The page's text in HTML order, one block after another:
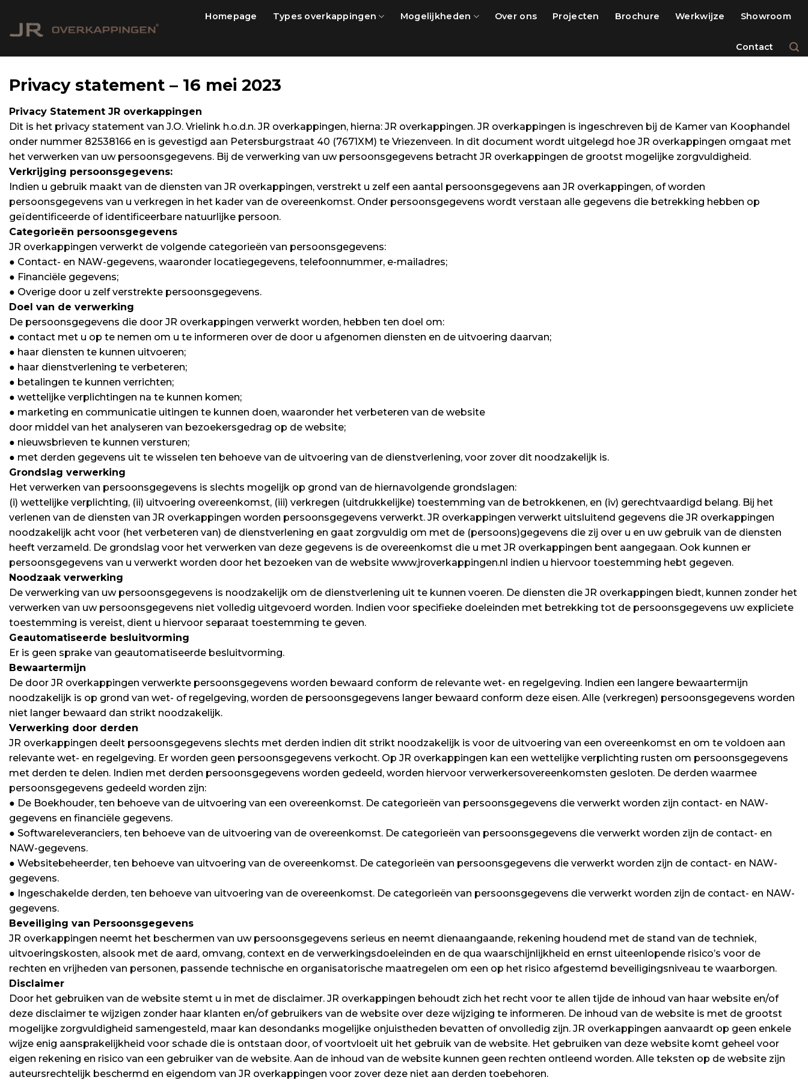
content
Homepage Types overkappingen Mogelijkheden Over ons Projecten Brochure Werkwijze Showroom
Contact
Privacy statement – 16 mei 2023
Privacy Statement JR overkappingen
Dit is het privacy statement van J.O. Vrielink h.o.d.n. JR overkappingen, hierna: JR overkappingen. JR overkappingen is ingeschreven bij de Kamer van Koophandel
onder nummer 82538166 en is gevestigd aan Petersburgstraat 40 (7671XM) te Vriezenveen. In dit document wordt uitgelegd hoe JR overkappingen omgaat met
het verwerken van uw persoonsgegevens. Bij de verwerking van uw persoonsgegevens betracht JR overkappingen de grootst mogelijke zorgvuldigheid.
Verkrijging persoonsgegevens:
Indien u gebruik maakt van de diensten van JR overkappingen, verstrekt u zelf een aantal persoonsgegevens aan JR overkappingen, of worden
persoonsgegevens van u verkregen in het kader van de overeenkomst. Onder persoonsgegevens wordt verstaan alle gegevens die betrekking hebben op
geïdentificeerde of identificeerbare natuurlijke persoon.
Categorieën persoonsgegevens
JR overkappingen verwerkt de volgende categorieën van persoonsgegevens:
● Contact- en NAW-gegevens, waaronder locatiegegevens, telefoonnummer, e-mailadres;
● Financiële gegevens;
● Overige door u zelf verstrekte persoonsgegevens.
Doel van de verwerking
De persoonsgegevens die door JR overkappingen verwerkt worden, hebben ten doel om:
● contact met u op te nemen om u te informeren over de door u afgenomen diensten en de uitvoering daarvan;
● haar diensten te kunnen uitvoeren;
● haar dienstverlening te verbeteren;
● betalingen te kunnen verrichten;
● wettelijke verplichtingen na te kunnen komen;
● marketing en communicatie uitingen te kunnen doen, waaronder het verbeteren van de website
door middel van het analyseren van bezoekersgedrag op de website;
● nieuwsbrieven te kunnen versturen;
● met derden gegevens uit te wisselen ten behoeve van de uitvoering van de dienstverlening, voor zover dit noodzakelijk is.
Grondslag verwerking
Het verwerken van persoonsgegevens is slechts mogelijk op grond van de hiernavolgende grondslagen:
(i) wettelijke verplichting, (ii) uitvoering overeenkomst, (iii) verkregen (uitdrukkelijke) toestemming van de betrokkenen, en (iv) gerechtvaardigd belang. Bij het
verlenen van de diensten van JR overkappingen worden persoonsgegevens verwerkt. JR overkappingen verwerkt uitsluitend gegevens die JR overkappingen
noodzakelijk acht voor (het verbeteren van) de dienstverlening en gaat zorgvuldig om met de (persoons)gegevens die zij over u en uw gebruik van de diensten
heeft verzameld. De grondslag voor het verwerken van deze gegevens is de overeenkomst die u met JR overkappingen bent aangegaan. Ook kunnen er
persoonsgegevens van u verwerkt worden door het bezoeken van de website www.jroverkappingen.nl indien u hiervoor toestemming hebt gegeven.
Noodzaak verwerking
De verwerking van uw persoonsgegevens is noodzakelijk om de dienstverlening uit te kunnen voeren. De diensten die JR overkappingen biedt, kunnen zonder het
verwerken van uw persoonsgegevens niet volledig uitgevoerd worden. Indien voor specifieke doeleinden met betrekking tot de persoonsgegevens uw expliciete
toestemming is vereist, dient u hiervoor separaat toestemming te geven.
Geautomatiseerde besluitvorming
Er is geen sprake van geautomatiseerde besluitvorming.
Bewaartermijn
De door JR overkappingen verwerkte persoonsgegevens worden bewaard conform de relevante wet- en regelgeving. Indien een langere bewaartermijn
noodzakelijk is op grond van wet- of regelgeving, worden de persoonsgegevens langer bewaard conform deze eisen. Alle (verkregen) persoonsgegevens worden
niet langer bewaard dan strikt noodzakelijk.
Verwerking door derden
JR overkappingen deelt persoonsgegevens slechts met derden indien dit strikt noodzakelijk is voor de uitvoering van een overeenkomst en om te voldoen aan
relevante wet- en regelgeving. Er worden geen persoonsgegevens verkocht. Op JR overkappingen kan een wettelijke verplichting rusten om persoonsgegevens
met derden te delen. Indien met derden persoonsgegevens worden gedeeld, worden hiervoor verwerkersovereenkomsten gesloten. De derden waarmee
persoonsgegevens gedeeld worden zijn:
● De Boekhouder, ten behoeve van de uitvoering van een overeenkomst. De categorieën van persoonsgegevens die verwerkt worden zijn contact- en NAW-
gegevens en financiële gegevens.
● Softwareleveranciers, ten behoeve van de uitvoering van de overeenkomst. De categorieën van persoonsgegevens die verwerkt worden zijn de contact- en
NAW-gegevens.
● Websitebeheerder, ten behoeve van uitvoering van de overeenkomst. De categorieën van persoonsgegevens die verwerkt worden zijn de contact- en NAW-
gegevens.
● Ingeschakelde derden, ten behoeve van uitvoering van de overeenkomst. De categorieën van persoonsgegevens die verwerkt worden zijn de contact- en NAW-
gegevens.
Beveiliging van Persoonsgegevens
JR overkappingen neemt het beschermen van uw persoonsgegevens serieus en neemt dienaangaande, rekening houdend met de stand van de techniek,
uitvoeringskosten, alsook met de aard, omvang, context en de verwerkingsdoeleinden en de qua waarschijnlijkheid en ernst uiteenlopende risico’s voor de
rechten en vrijheden van personen, passende technische en organisatorische maatregelen om een op het risico afgestemd beveiligingsniveau te waarborgen.
Disclaimer
Door het gebruiken van de website stemt u in met de disclaimer. JR overkappingen behoudt zich het recht voor te allen tijde de inhoud van haar website en/of
deze disclaimer te wijzigen zonder haar klanten en/of gebruikers van de website over deze wijziging te informeren. De inhoud van de website is met de grootst
mogelijke zorgvuldigheid samengesteld, maar kan desondanks mogelijke onjuistheden bevatten of onvolledig zijn. JR overkappingen aanvaardt op geen enkele
wijze enig aansprakelijkheid voor schade die is ontstaan door, of voortvloeit uit het gebruik van de website. Het gebruiken van deze website komt geheel voor
eigen rekening en risico van een gebruiker van de website. Aan de inhoud van de website kunnen geen rechten ontleend worden. Alle teksten op de website zijn
auteursrechtelijk beschermd en eigendom van JR overkappingen voor zover deze niet aan derden toebehoren.